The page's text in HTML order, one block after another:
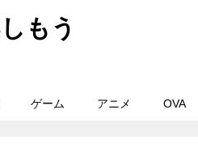
もう
ゲーム アニメ OVA